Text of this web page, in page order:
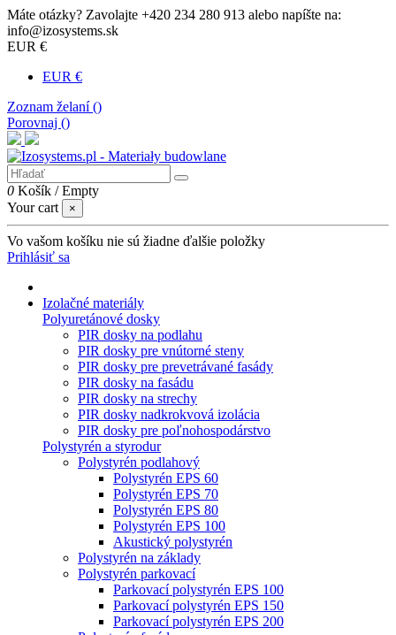
Máte otázky? Zavolajte +420 234 280 913 alebo napíšte na:
info@izosystems.sk
EUR €
EUR €
Zoznam želaní ()
Porovnaj ()
0 Košík /Empty
Your cart
×
Vo vašom košíku nie sú žiadne ďalšie položky
Prihlásiť sa
Izolačné materiály
Polyuretánové dosky
PIR dosky na podlahu
PIR dosky pre vnútorné steny
PIR dosky pre prevetrávané fasády
PIR dosky na fasádu
PIR dosky na strechy
PIR dosky nadkrokvová izolácia
PIR dosky pre poľnohospodárstvo
Polystyrén a styrodur
Polystyrén podlahový
Polystyrén EPS 60
Polystyrén EPS 70
Polystyrén EPS 80
Polystyrén EPS 100
Akustický polystyrén
Polystyrén na základy
Polystyrén parkovací
Parkovací polystyrén EPS 100
Parkovací polystyrén EPS 150
Parkovací polystyrén EPS 200